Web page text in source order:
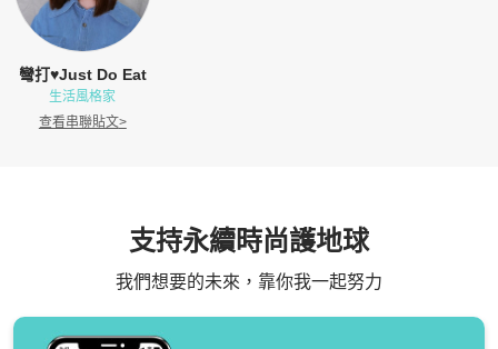
彎打♥Just Do Eat
生活風格家
查看串聯貼文>
支持永續時尚護地球
我們想要的未來，靠你我一起努力